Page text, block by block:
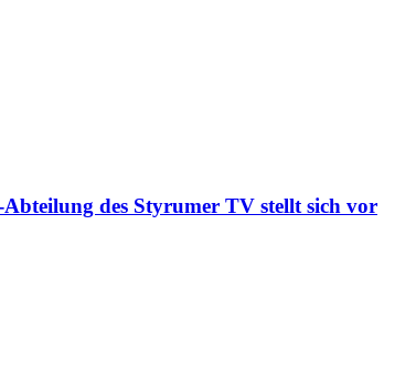
des Styrumer TV stellt sich vor